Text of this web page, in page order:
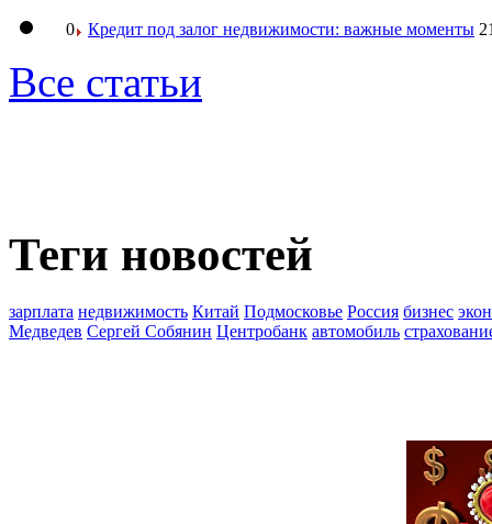
0 Кредит под залог недвижимости: важные моменты
Все статьи
Теги новостей
зарплата недвижимость Китай Подмосковье Россия бизнес
Медведев Сергей Собянин Центробанк автомобиль